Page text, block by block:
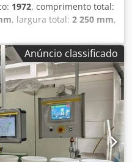
1972, comprimento total:
, largura total: 2 250 mm,
kg Dcjdpfxezm N Rio Ahrek
1972 -
Certificado CE: Não -
de transporte: 1800
a) - Peso de transporte
[unidades]: 1
indicado não inclui o
IVA dedutível para
equipamentos usados
todos os produtos da
Anúncio classificado